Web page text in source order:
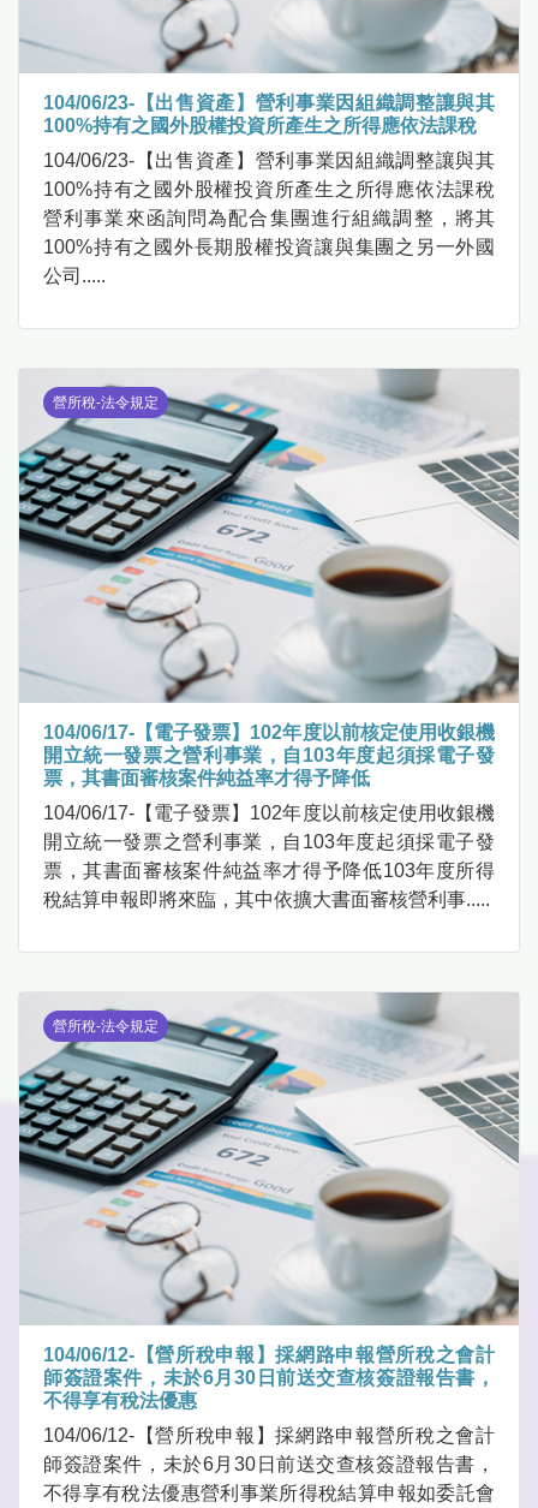
104/06/23-【出售資產】營利事業因組織調整讓與其
100%持有之國外股權投資所產生之所得應依法課稅
104/06/23-【出售資產】營利事業因組織調整讓與其
100%持有之國外股權投資所產生之所得應依法課稅
營利事業來函詢問為配合集團進行組織調整，將其
100%持有之國外長期股權投資讓與集團之另一外國
公司.....
營所稅-法令規定
104/06/17-【電子發票】102年度以前核定使用收銀機
開立統一發票之營利事業，自103年度起須採電子發
票，其書面審核案件純益率才得予降低
104/06/17-【電子發票】102年度以前核定使用收銀機
開立統一發票之營利事業，自103年度起須採電子發
票，其書面審核案件純益率才得予降低103年度所得
稅結算申報即將來臨，其中依擴大書面審核營利事.....
營所稅-法令規定
104/06/12-【營所稅申報】採網路申報營所稅之會計
師簽證案件，未於6月30日前送交查核簽證報告書，
不得享有稅法優惠
104/06/12-【營所稅申報】採網路申報營所稅之會計
師簽證案件，未於6月30日前送交查核簽證報告書，
不得享有稅法優惠營利事業所得稅結算申報如委託會